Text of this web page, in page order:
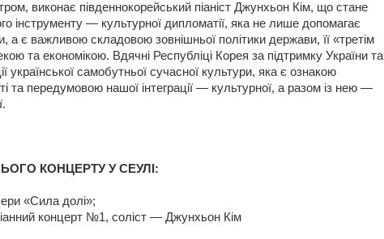
виконає південнокорейський піаніст Джунхьон Кім, що стане
інструменту — культурної дипломатії, яка не лише допомагає
а є важливою складовою зовнішньої політики держави, її «третім
та економікою. Вдячні Республіці Корея за підтримку України та
української самобутньої сучасної культури, яка є ознакою
та передумовою нашої інтеграції — культурної, а разом із нею —
КОНЦЕРТУ У СЕУЛІ:
«Сила долі»;
концерт №1, соліст — Джунхьон Кім